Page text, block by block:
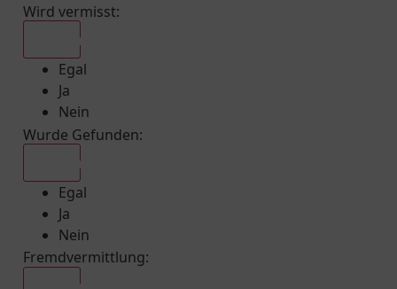
Wird vermisst:
Egal
Ja
Nein
Wurde Gefunden:
Egal
Ja
Nein
Fremdvermittlung: